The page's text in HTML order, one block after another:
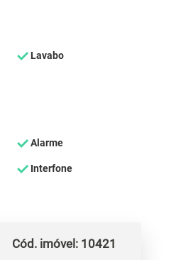
Lavabo
Alarme
Interfone
Cód. imóvel: 10421